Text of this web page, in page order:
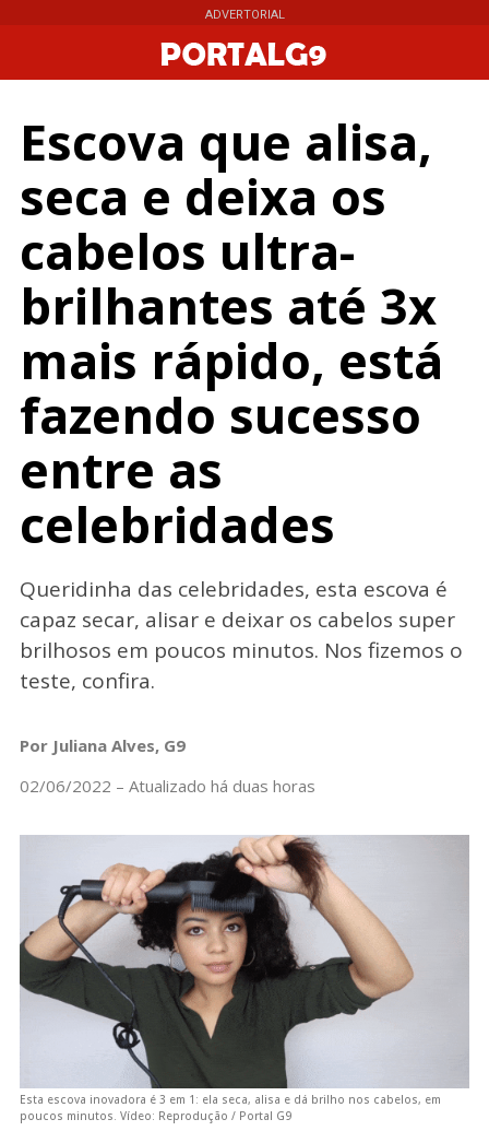
ADVERTORIAL
ADVERTORIAL
Escova que alisa,
seca e deixa os
cabelos ultra-
brilhantes até 3x
mais rápido, está
fazendo sucesso
entre as
celebridades
Queridinha das celebridades, esta escova é
capaz secar, alisar e deixar os cabelos super
brilhosos em poucos minutos. Nos fizemos o
teste, confira.
Por Juliana Alves, G9
02/06/2022 – Atualizado há duas horas
Esta escova inovadora é 3 em 1: ela seca, alisa e dá brilho nos cabelos, em
poucos minutos. Vídeo: Reprodução / Portal G9